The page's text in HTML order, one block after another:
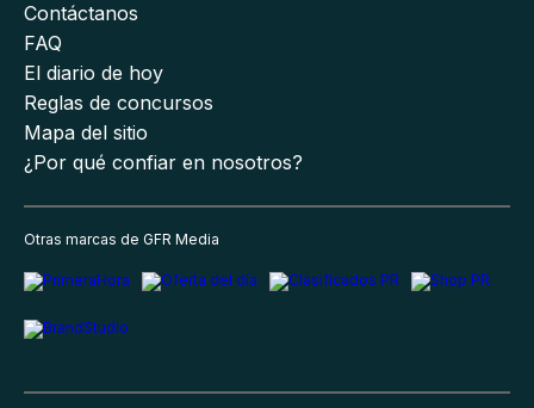
Contáctanos
FAQ
El diario de hoy
Reglas de concursos
Mapa del sitio
¿Por qué confiar en nosotros?
Otras marcas de GFR Media